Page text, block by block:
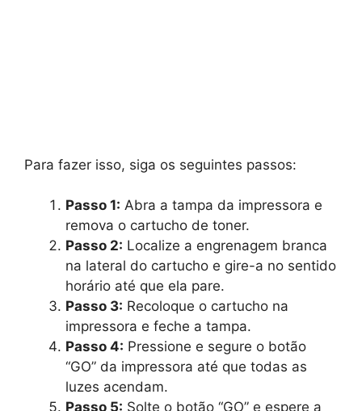
Para fazer isso, siga os seguintes passos:
Passo 1: Abra a tampa da impressora e
remova o cartucho de toner.
Passo 2: Localize a engrenagem branca
na lateral do cartucho e gire-a no sentido
horário até que ela pare.
Passo 3: Recoloque o cartucho na
impressora e feche a tampa.
Passo 4: Pressione e segure o botão
“GO” da impressora até que todas as
luzes acendam.
Passo 5: Solte o botão “GO” e espere a